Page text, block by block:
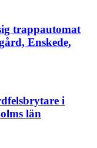
trappautomat
Enskede,
i
län